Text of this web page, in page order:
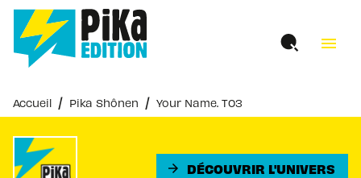
MENU RECHERCHE
PIED DE PAGE
menu
Accueil / Pika Shônen / Your Name. T03
arrow_forward DÉCOUVRIR L'UNIVERS